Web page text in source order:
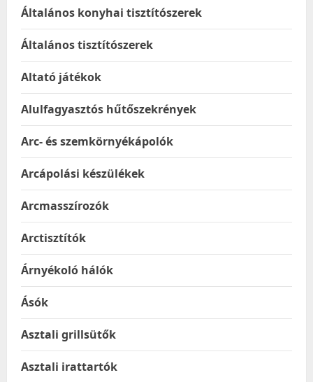
Általános konyhai tisztítószerek
Általános tisztítószerek
Altató játékok
Alulfagyasztós hűtőszekrények
Arc- és szemkörnyékápolók
Arcápolási készülékek
Arcmasszírozók
Arctisztítók
Árnyékoló hálók
Ásók
Asztali grillsütők
Asztali irattartók